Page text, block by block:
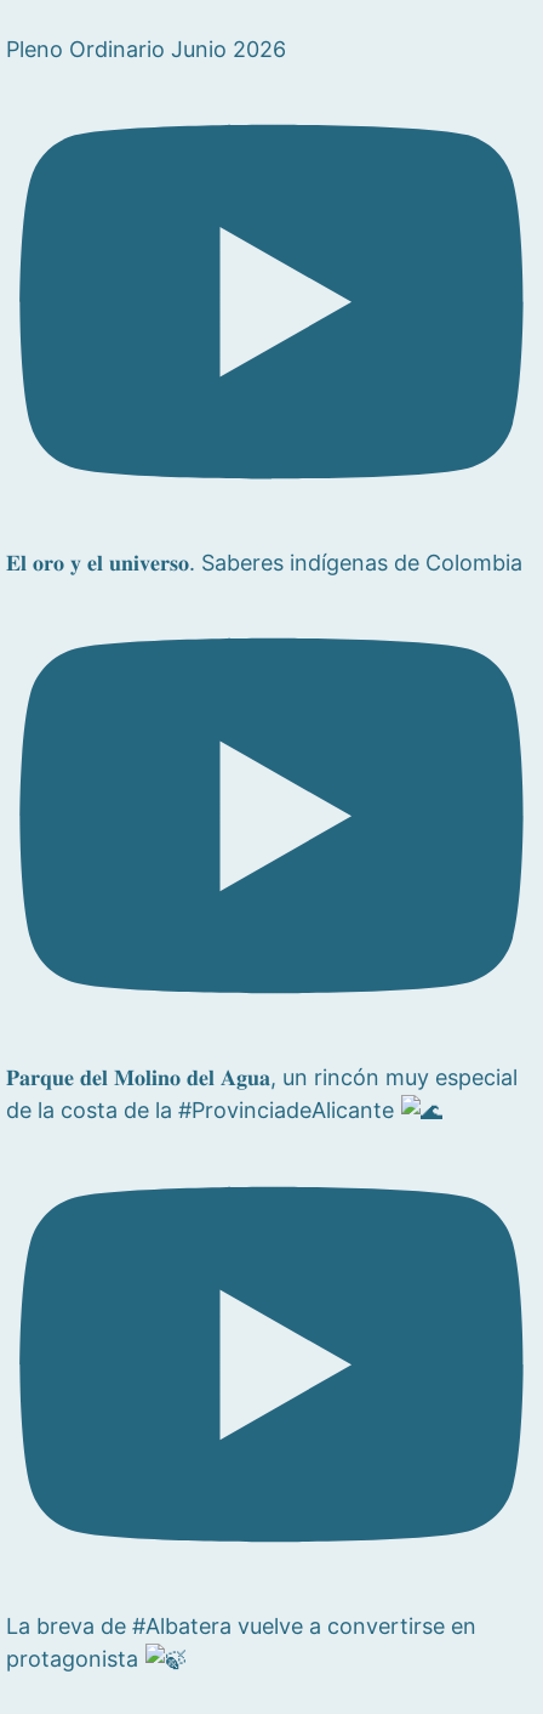
Pleno Ordinario Junio 2026
𝐄𝐥 𝐨𝐫𝐨 𝐲 𝐞𝐥 𝐮𝐧𝐢𝐯𝐞𝐫𝐬𝐨. Saberes indígenas de Colombia
𝐏𝐚𝐫𝐪𝐮𝐞 𝐝𝐞𝐥 𝐌𝐨𝐥𝐢𝐧𝐨 𝐝𝐞𝐥 𝐀𝐠𝐮𝐚, un rincón muy especial
de la costa de la #ProvinciadeAlicante
La breva de #Albatera vuelve a convertirse en
protagonista